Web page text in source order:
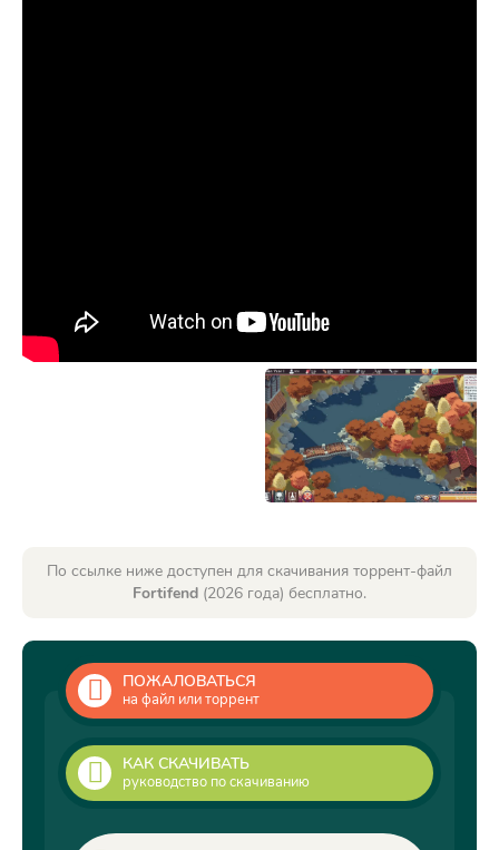
По ссылке ниже доступен для скачивания торрент-файл
Fortifend (2026 года) бесплатно.
ПОЖАЛОВАТЬСЯ
на файл или торрент
КАК СКАЧИВАТЬ
руководство по скачиванию